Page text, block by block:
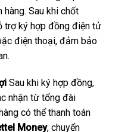
Sau khi chốt
trợ ký hợp đồng điện tử
điện thoại, đảm bảo
Sau khi ký hợp đồng,
nhận từ tổng đài
có thể thanh toán
Money, chuyển